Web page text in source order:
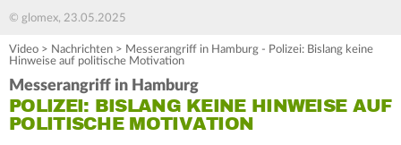
© glomex, 23.05.2025
Video > Nachrichten > Messerangriff in Hamburg - Polizei: Bislang keine
Hinweise auf politische Motivation
Messerangriff in Hamburg
POLIZEI: BISLANG KEINE HINWEISE AUF
POLITISCHE MOTIVATION